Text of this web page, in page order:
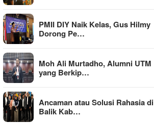
PMII DIY Naik Kelas, Gus Hilmy
Dorong Pe…
Moh Ali Murtadho, Alumni UTM
yang Berkip…
Ancaman atau Solusi Rahasia di
Balik Kab…